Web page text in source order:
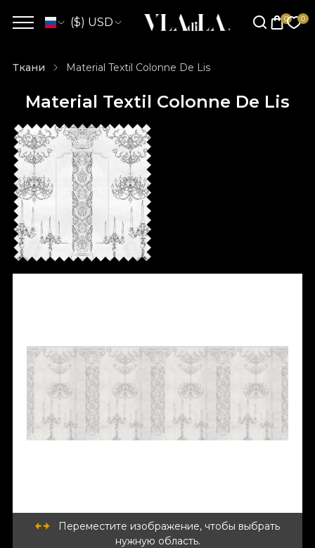
($) USD
Ткани Material Textil Colonne De Lis
Material Textil Colonne De Lis
Переместите изображение, чтобы выбрать
нужную область.